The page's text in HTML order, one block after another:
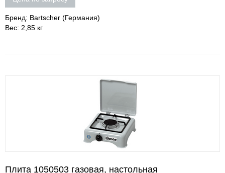
Бренд: Bartscher (Германия)
Вес: 2,85 кг
Плита 1050503 газовая, настольная